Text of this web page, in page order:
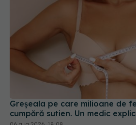
Greșeala pe care milioane de
cumpără sutien. Un medic
06 aug 2026, 18:08